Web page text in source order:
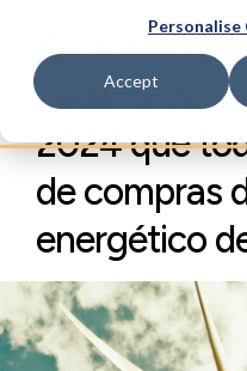
Personalise
Accept
Factores de
cadena de
2024 que
de compras
energético